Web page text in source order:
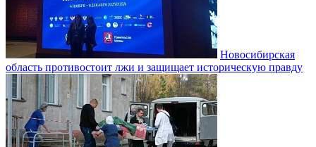
Новосибирская
область противостоит лжи и защищает историческую правду